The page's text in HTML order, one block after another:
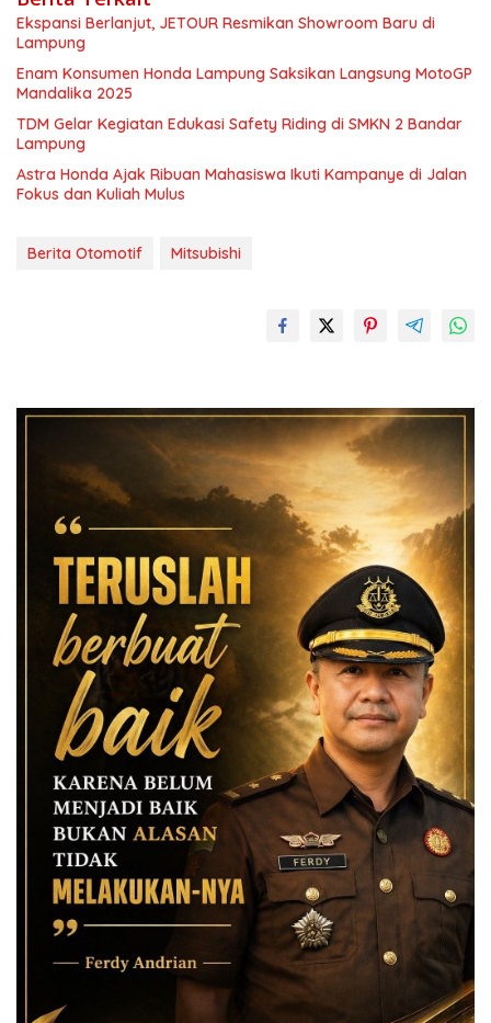
Ekspansi Berlanjut, JETOUR Resmikan Showroom Baru di
Lampung
Enam Konsumen Honda Lampung Saksikan Langsung MotoGP
Mandalika 2025
TDM Gelar Kegiatan Edukasi Safety Riding di SMKN 2 Bandar
Lampung
Astra Honda Ajak Ribuan Mahasiswa Ikuti Kampanye di Jalan
Fokus dan Kuliah Mulus
Berita Otomotif Mitsubishi